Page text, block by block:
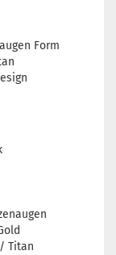
Form
Titan